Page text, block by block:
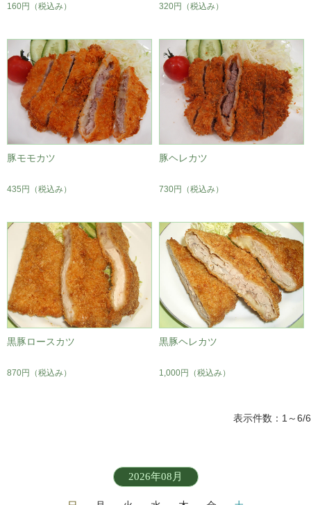
160円 （税込み） 320円 （税込み）
豚モモカツ
435円 （税込み）
豚ヘレカツ
730円 （税込み）
黒豚ロースカツ
870円 （税込み）
黒豚ヘレカツ
1,000円 （税込み）
表示件数：1～6/6
2026年08月